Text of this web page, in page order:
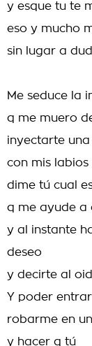
y esque tu te
eso y mucho
sin lugar a
Me seduce la
q me muero
inyectarte
con mis
dime tú cual
q me ayude a
y al instante
deseo
y decirte al
Y poder
robarme en
y hacer q tú